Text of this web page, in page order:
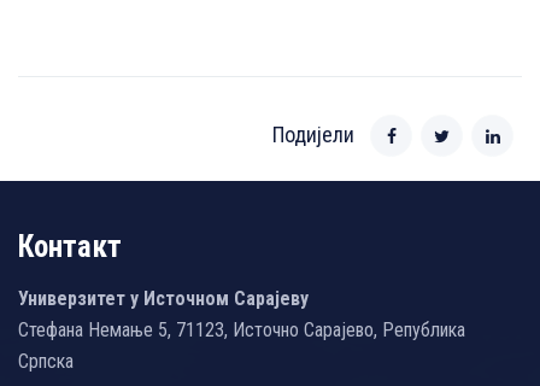
Подијели
Контакт
Универзитет у Источном Сарајеву
Стефана Немање 5, 71123, Источно Сарајево, Република
Српска